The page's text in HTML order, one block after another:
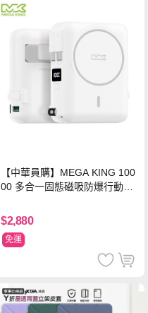
【中華員購】MEGA KING 100
00 多合一固態磁吸防爆行動電
$2,880
免運